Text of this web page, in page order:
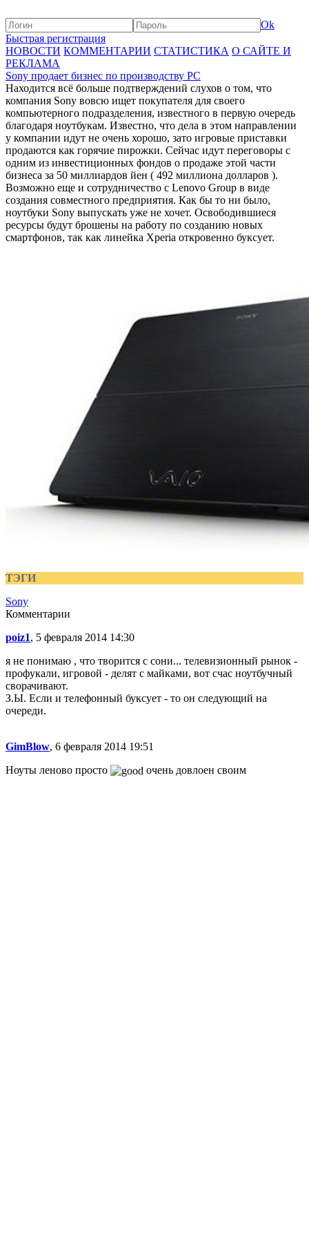
Ok
Быстрая регистрация
НОВОСТИ КОММЕНТАРИИ СТАТИСТИКА О САЙТЕ И
РЕКЛАМА
Sony продает бизнес по производству PC
Находится всё больше подтверждений слухов о том, что
компания Sony вовсю ищет покупателя для своего
компьютерного подразделения, известного в первую очередь
благодаря ноутбукам. Известно, что дела в этом направлении
у компании идут не очень хорошо, зато игровые приставки
продаются как горячие пирожки. Сейчас идут переговоры с
одним из инвестиционных фондов о продаже этой части
бизнеса за 50 миллиардов йен ( 492 миллиона долларов ).
Возможно еще и сотрудничество с Lenovo Group в виде
создания совместного предприятия. Как бы то ни было,
ноутбуки Sony выпускать уже не хочет. Освободившиеся
ресурсы будут брошены на работу по созданию новых
смартфонов, так как линейка Xperia откровенно буксует.
ТЭГИ
Sony
Комментарии
poiz1, 5 февраля 2014 14:30
я не понимаю , что творится с сони... телевизионный рынок -
профукали, игровой - делят с майками, вот счас ноутбучный
сворачивают.
З.Ы. Если и телефонный буксует - то он следующий на
очереди.
GimBlow, 6 февраля 2014 19:51
Ноуты леново просто
очень довлоен своим